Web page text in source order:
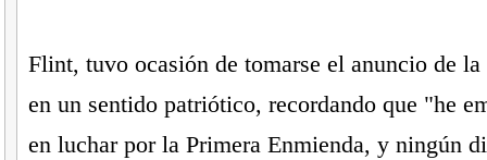
Flint, tuvo ocasión de tomarse el anuncio de
en un sentido patriótico, recordando que "he
en luchar por la Primera Enmienda, y ningún